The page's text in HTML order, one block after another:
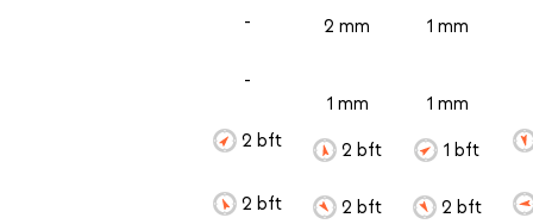
-
-
2 bft
2 bft
2 mm
1 mm
2 bft
2 bft
1 mm
1 mm
1 bft
2 bft